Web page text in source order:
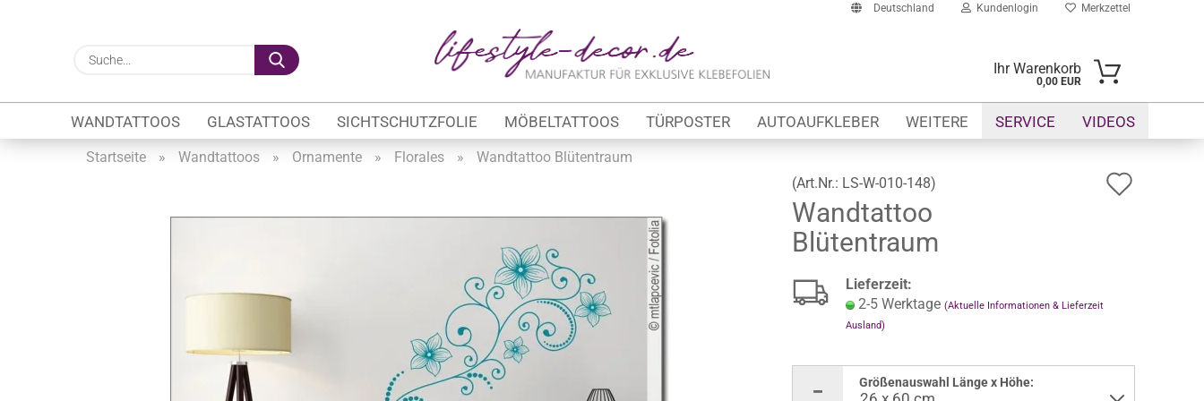
Deutschland
Lieferland
Kundenlogin
E-Mail
Passwort
Konto erstellen
Merkzettel
Suche...
Ihr Warenkorb
0,00 EUR
WANDTATTOOS GLASTATTOOS SICHTSCHUTZFOLIE MÖBELTATTOOS TÜRPOSTER AUTOAUFKLEBER SERVICE VIDEOS
WEITERE
Firmenlogo
Öffnungszeiten
Glasbeschriftung
Startseite » Wandtattoos » Ornamente » Florales »
Wandtattoo Blütentraum
(Art.Nr.: LS-W-010-148)
Wandtattoo
Blütentraum
Lieferzeit:
2-5 Werktage (Aktuelle Informationen & Lieferzeit
Ausland)
Größenauswahl Länge x Höhe: